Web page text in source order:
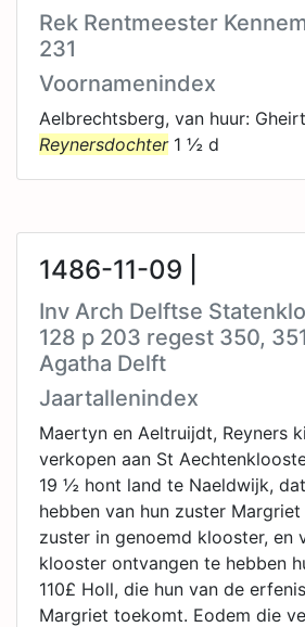
Rek Rentmeester
231
Voornamenindex
Aelbrechtsberg, van huur:
Reynersdochter1 ½ d
1486-11-09 |
Inv Arch Delftse
128 p 203 regest 350,
Agatha Delft
Jaartallenindex
Maertyn en Aeltruijdt, Reyners
verkopen aan St
19 ½ hont land te Naeldwijk,
hebben van hun zuster Margriet
zuster in genoemd klooster, en
klooster ontvangen te hebben
110£ Holl, die hun van de
Margriet toekomt. Eodem die